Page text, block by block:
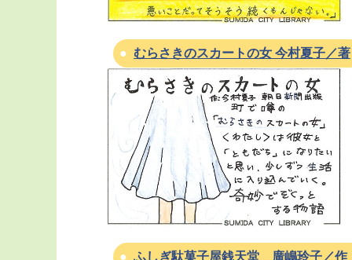
むらさきのスカートの女 今村夏子／著
ふしぎ駄菓子屋銭天堂 廣嶋玲子／